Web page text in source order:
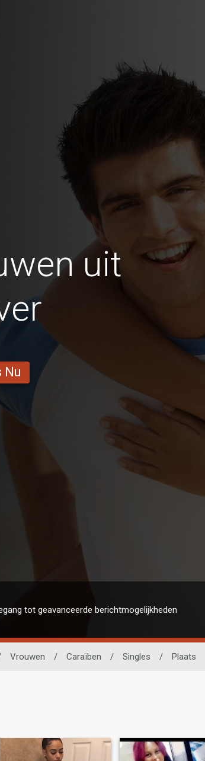
uit
Nu
tot geavanceerde berichtmogelijkheden
Vrouwen / Caraïben / Singles / Plaats